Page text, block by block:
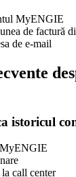
MyENGIE
de factură
de e-mail
istoricul
call center